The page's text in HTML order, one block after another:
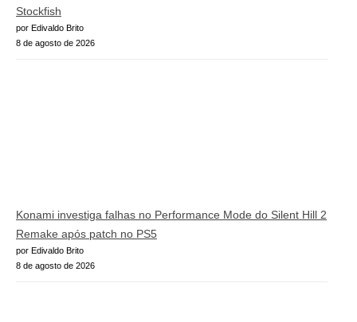
Stockfish
por Edivaldo Brito
8 de agosto de 2026
Konami investiga falhas no Performance Mode do Silent Hill 2
Remake após patch no PS5
por Edivaldo Brito
8 de agosto de 2026